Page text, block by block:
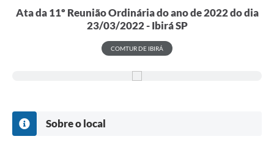
Ata da 11º Reunião Ordinária do ano de 2022 do dia
23/03/2022 - Ibirá SP
COMTUR DE IBIRÁ
Sobre o local